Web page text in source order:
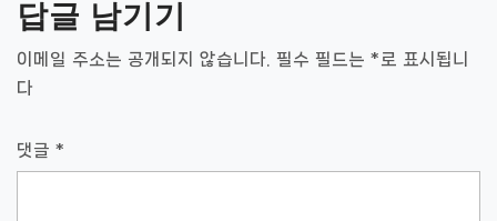
이
션
답글 남기기
이메일 주소는 공개되지 않습니다. 필수 필드는 * 로 표시됩니
다
댓글 *